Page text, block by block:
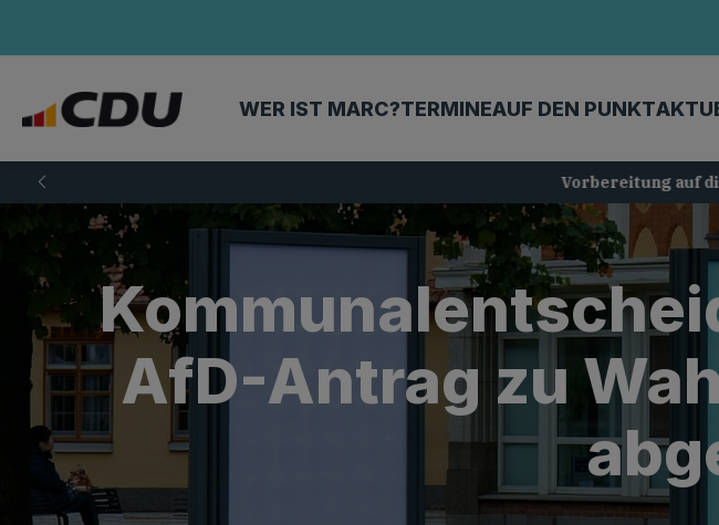
WER IST MARC?TERMINEAUF DEN PUNKT
Vorbereitung auf die
AfD-Antrag zu